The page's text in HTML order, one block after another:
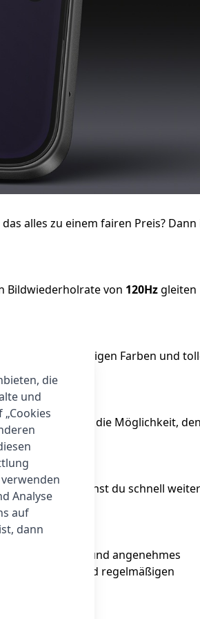
alles zu einem fairen Preis? Dann
Bildwiederholrate von 120Hzgleiten
Fotos mit lebendigen Farben und
CE5 bietet dir die Möglichkeit, den
So kannst du schnell weiter
ein flüssiges und angenehmes
Features und regelmäßigen
die
und
Analyse
auf
dann